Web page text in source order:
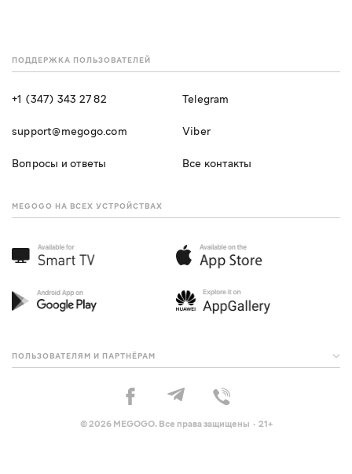
ПОДДЕРЖКА ПОЛЬЗОВАТЕЛЕЙ
+1 (347) 343 27 82
support@megogo.com
Вопросы и ответы
Telegram
Viber
Все контакты
MEGOGO НА ВСЕХ УСТРОЙСТВАХ
ПОЛЬЗОВАТЕЛЯМ И ПАРТНЁРАМ
© 2026 MEGOGO. Все права защищены · 21+